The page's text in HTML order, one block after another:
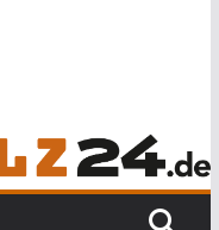
in Weiden